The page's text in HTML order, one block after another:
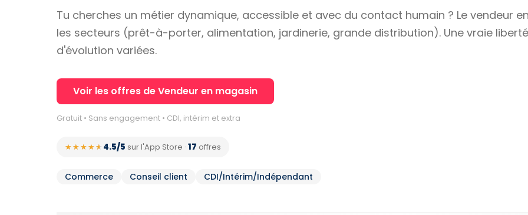
Tu cherches un métier dynamique, accessible et avec du contact humain ? Le vendeur
les secteurs (prêt-à-porter, alimentation, jardinerie, grande distribution). Une vraie
d'évolution variées.
Voir les offres de Vendeur en magasin
Gratuit • Sans engagement • CDI, intérim et extra
★★★★★
★★★★★ 4.5/5 sur l'App Store · 17 offres
Commerce Conseil client CDI/Intérim/Indépendant